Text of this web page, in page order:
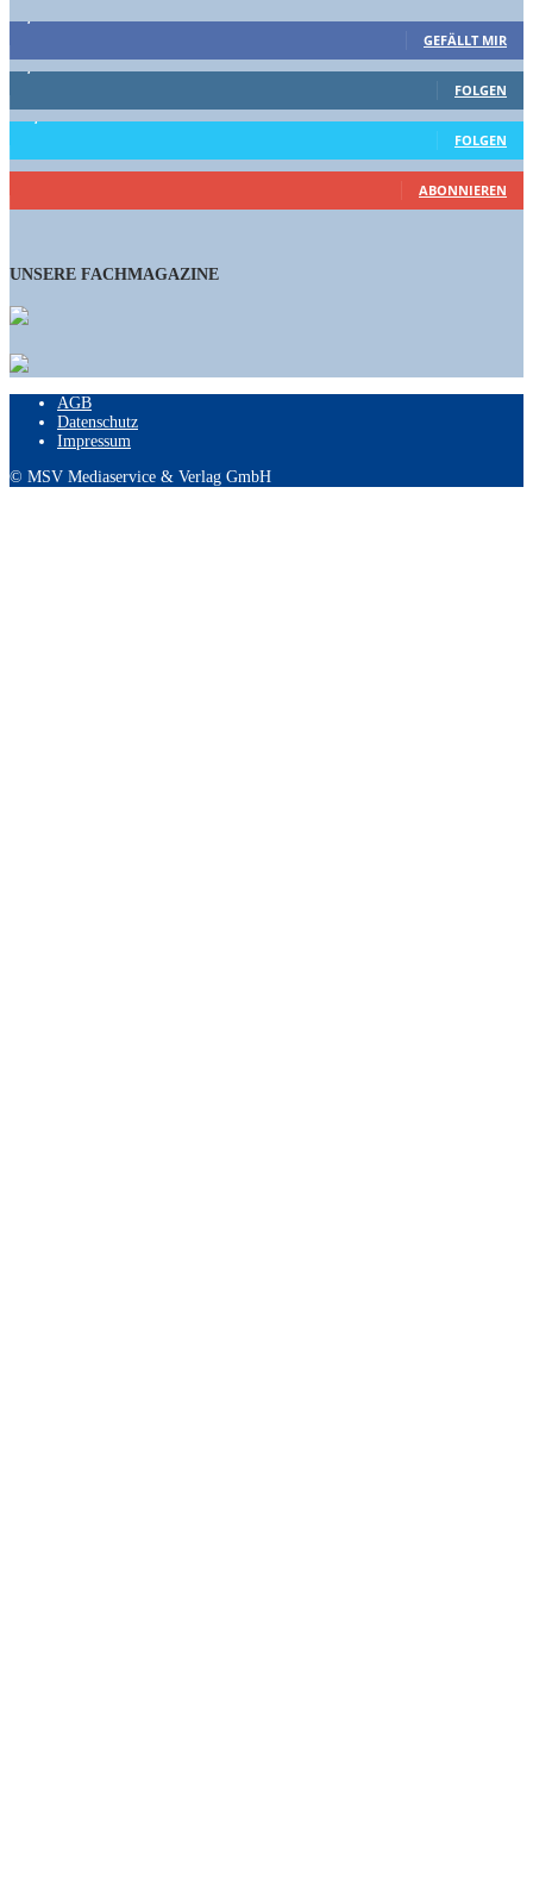
GEFÄLLT MIR
1,662 Follower
FOLGEN
15,658 Follower
FOLGEN
461 Abonnenten
ABONNIEREN
UNSERE FACHMAGAZINE
AGB
Datenschutz
Impressum
© MSV Mediaservice & Verlag GmbH